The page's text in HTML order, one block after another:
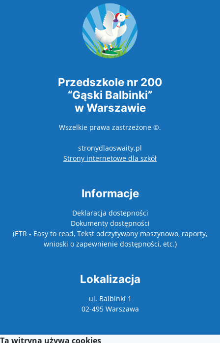
Przedszkole nr 200
“Gąski Balbinki”
w Warszawie
Wszelkie prawa zastrzeżone ©.
stronydlaoswaity.pl
Strony internetowe dla szkółotwiera się w
Informacje
Deklaracja dostepności
Dokumenty dostępności
(ETR - Easy to read, Tekst odczytywany maszynowo, raporty,
wnioski o zapewnienie dostępności, etc.)
Lokalizacja
ul. Balbinki 1
02-495 Warszawa
Ta witryna używa cookies